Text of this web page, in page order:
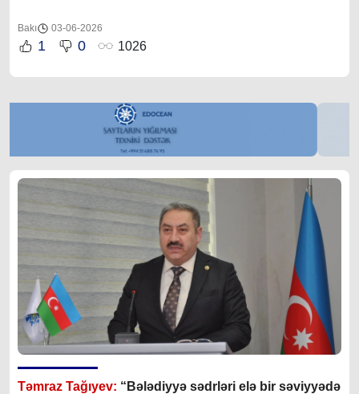
Bakı 03-06-2026
1 0 1026
Təmraz Tağıyev: “Bələdiyyə sədrləri elə bir səviyyədə